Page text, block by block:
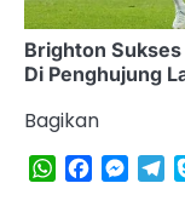
Brighton
Di Penghujung
Bagikan
WhatsApp